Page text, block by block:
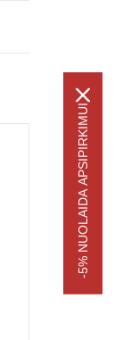
-5% NUOLAIDA APSIPIRKIMUI